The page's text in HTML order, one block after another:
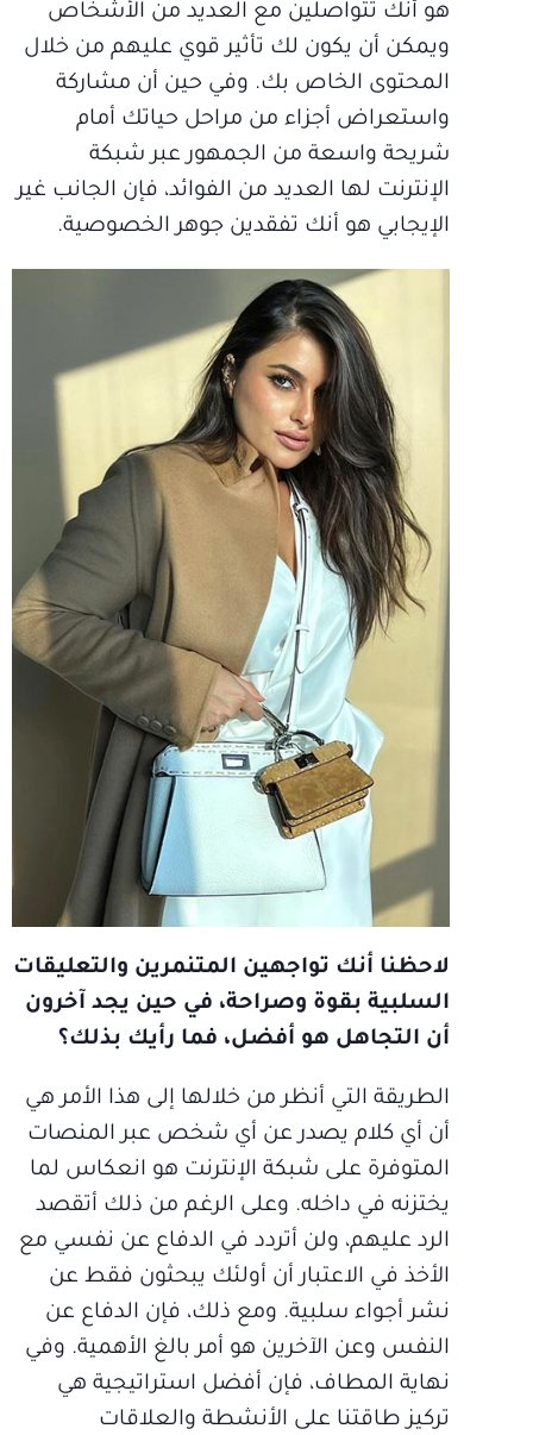
هو أنك تتواصلين مع العديد من الأشخاص
ويمكن أن يكون لك تأثير قوي عليهم من خلال
المحتوى الخاص بك. وفي حين أن مشاركة
واستعراض أجزاء من مراحل حياتك أمام
شريحة واسعة من الجمهور عبر شبكة
الإنترنت لها العديد من الفوائد، فإن الجانب غير
الإيجابي هو أنك تفقدين جوهر الخصوصية.
لاحظنا أنك تواجهين المتنمرين والتعليقات
السلبية بقوة وصراحة، في حين يجد آخرون
أن التجاهل هو أفضل، فما رأيك بذلك؟
الطريقة التي أنظر من خلالها إلى هذا الأمر هي
أن أي كلام يصدر عن أي شخص عبر المنصات
المتوفرة على شبكة الإنترنت هو انعكاس لما
يختزنه في داخله. وعلى الرغم من ذلك أتقصد
الرد عليهم، ولن أتردد في الدفاع عن نفسي مع
الأخذ في الاعتبار أن أولئك يبحثون فقط عن
نشر أجواء سلبية. ومع ذلك، فإن الدفاع عن
النفس وعن الآخرين هو أمر بالغ الأهمية. وفي
نهاية المطاف، فإن أفضل استراتيجية هي
تركيز طاقتنا على الأنشطة والعلاقات